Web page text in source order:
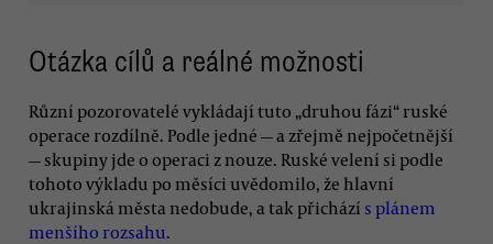
Otázka cílů a reálné možnosti
Různí pozorovatelé vykládají tuto „druhou fázi“ ruské
operace rozdílně. Podle jedné — a zřejmě nejpočetnější
— skupiny jde o operaci z nouze. Ruské velení si podle
tohoto výkladu po měsíci uvědomilo, že hlavní
ukrajinská města nedobude, a tak přichází s plánem
menšího rozsahu.